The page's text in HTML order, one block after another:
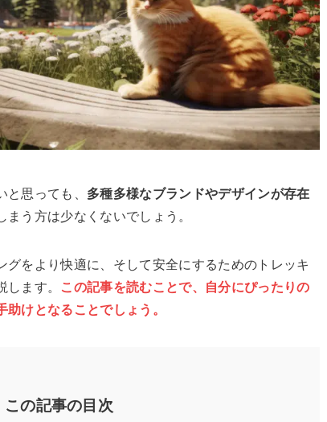
と思っても、 多種多様なブランドやデザインが存在
まう方は少なくないでしょう。
グをより快適に、そして安全にするためのトレッキ
ます。 この記事を読むことで、自分にぴったりの
助けとなることでしょう。
この記事の目次